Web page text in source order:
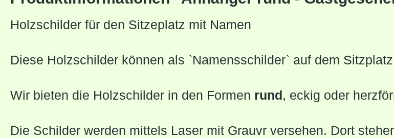
Holzschilder für den Sitzeplatz mit Namen
Diese Holzschilder können als `Namensschilder` auf dem
Wir bieten die Holzschilder in den Formen rund, eckig oder
Die Schilder werden mittels Laser mit Grauvr versehen. Dort